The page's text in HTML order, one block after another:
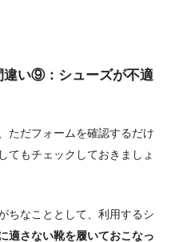
違い⑨：シューズが不適
ただフォームを確認するだけ
てもチェックしておきましょ
ちなこととして、利用するシ
適さない靴を履いておこなっ